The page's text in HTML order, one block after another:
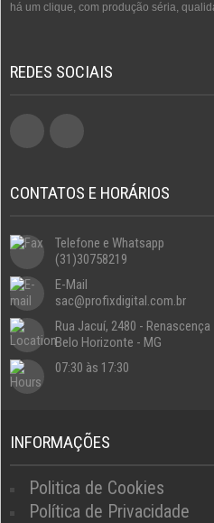
há um clique, com produção séria,
REDES SOCIAIS
CONTATOS E HORÁRIOS
Telefone e Whatsapp
(31)30758219
E-Mail
sac@profixdigital.com.br
Rua Jacuí, 2480 - Renascença
Belo Horizonte - MG
07:30 às 17:30
INFORMAÇÕES
Politica de Cookies
Política de Privacidade